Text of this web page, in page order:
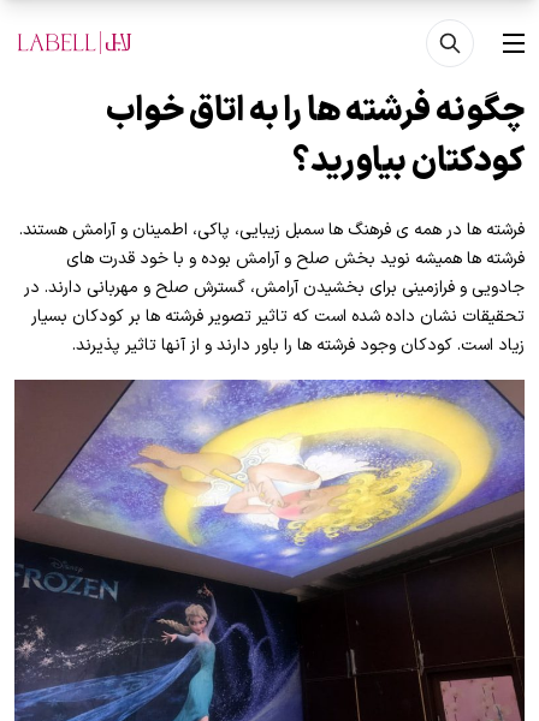
رفتن به محتوای اصلی
منو
چگونه فرشته ها را به اتاق خواب
کودکتان بیاورید؟
فرشته ها در همه ی فرهنگ ها سمبل زیبایی، پاکی، اطمینان و آرامش هستند.
فرشته ها همیشه نوید بخش صلح و آرامش بوده و با خود قدرت های
جادویی و فرازمینی برای بخشیدن آرامش، گسترش صلح و مهربانی دارند. در
تحقیقات نشان داده شده است که تاثیر تصویر فرشته ها بر کودکان بسیار
زیاد است. کودکان وجود فرشته ها را باور دارند و از آنها تاثیر پذیرند.